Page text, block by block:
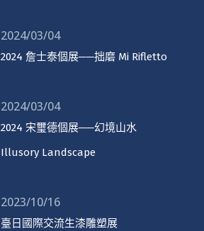
2024/03/04
2024 詹士泰個展──拙磨 Mi Rifletto
2024/03/04
2024 宋璽德個展──幻境山水
Illusory Landscape
2023/10/16
臺日國際交流生漆雕塑展